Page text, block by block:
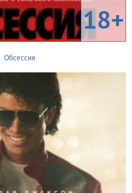
18+
Обсессия